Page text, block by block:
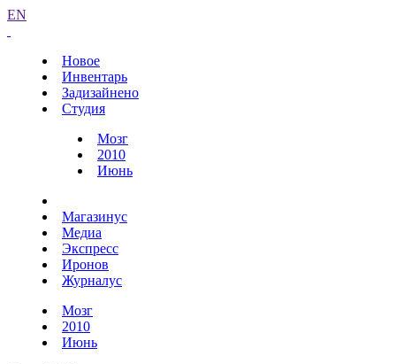
EN
Новое
Инвентарь
Задизайнено
Студия
Мозг
2010
Июнь
Магазинус
Медиа
Экспресс
Иронов
Журналус
Мозг
2010
Июнь